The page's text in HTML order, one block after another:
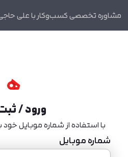
مشاوره تخصصی کسب‌وکار با علی
ورود /
با استفاده از شماره موبایل
شماره موبایل